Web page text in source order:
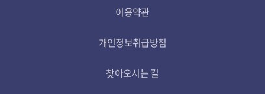
이용약관
개인정보취급방침
찾아오시는 길